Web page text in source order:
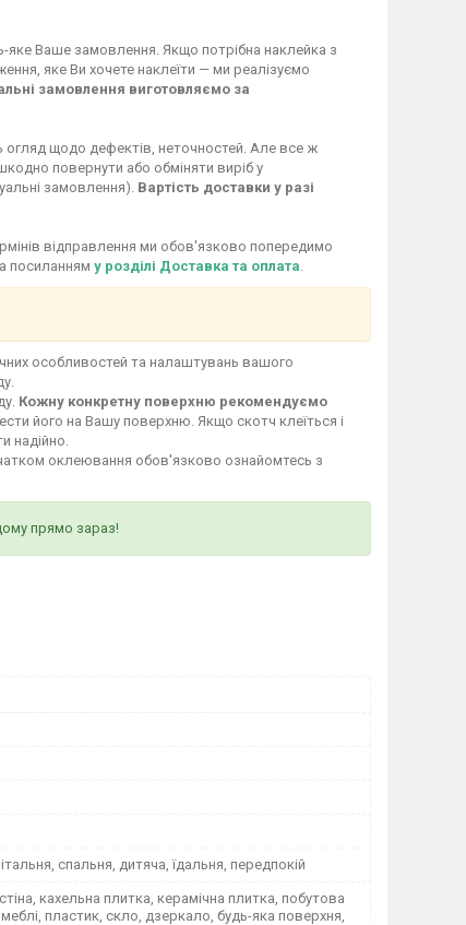
яке Ваше замовлення. Якщо потрібна наклейка з
яке Ви хочете наклеїти — ми реалізуємо
замовлення виготовляємо за
огляд щодо дефектів, неточностей. Але все ж
повернути або обміняти виріб у
замовлення). Вартість доставки у разі
відправлення ми обов'язково попередимо
посиланням у розділі Доставка та оплата
особливостей та налаштувань вашого
Кожну конкретну поверхню рекомендуємо
його на Вашу поверхню. Якщо скотч клеїться і
надійно.
оклеювання обов'язково ознайомтесь з
прямо зараз!
спальня, дитяча, їдальня, передпокій
кахельна плитка, керамічна плитка, побутова
меблі, пластик, скло, дзеркало, будь-яка поверхня,